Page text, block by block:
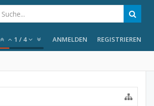
1 / 4 ANMELDEN REGISTRIEREN